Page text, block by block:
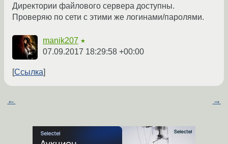
Директории файлового сервера доступны.
Проверяю по сети с этими же логинами/паролями.
manik207 ★
07.09.2017 18:29:58 +00:00
Ссылка
← →